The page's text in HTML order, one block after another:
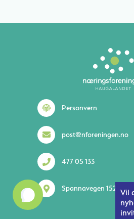
Vil
Personvern
post@nforeningen.no
477 05 133
Spannavegen 152 5535
1